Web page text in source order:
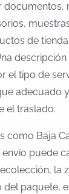
documentos,
de tienda
el tipo de
adecuado
el traslado.
como Baja
envío puede
la
del paquete,